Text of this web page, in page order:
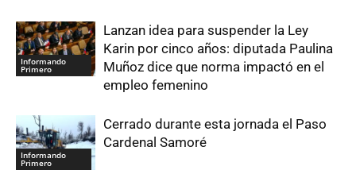
Informando
Primero
Lanzan idea para suspender la Ley
Karin por cinco años: diputada Paulina
Muñoz dice que norma impactó en el
empleo femenino
Informando
Primero
Cerrado durante esta jornada el Paso
Cardenal Samoré